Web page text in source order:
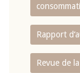
Rapport
Revue de